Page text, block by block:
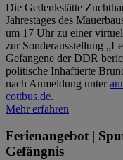
Die Gedenkstätte
Jahrestages des
um 17 Uhr zu einer
zur Sonderausstellung
Gefangene der DDR
politische Inhaftierte
nach Anmeldung unter
cottbus.de.
Mehr erfahren
Ferienangebot |
Gefängnis